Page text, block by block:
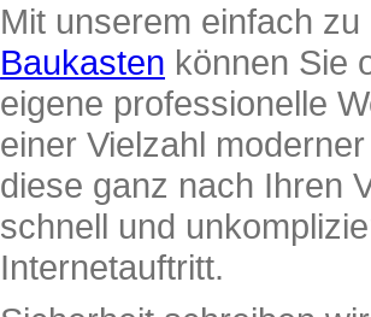
Mit unserem einfach
Baukasten können Sie
eigene professionelle
einer Vielzahl
diese ganz nach Ihren
schnell und
Internetauftritt.